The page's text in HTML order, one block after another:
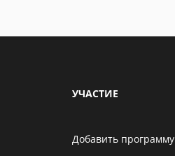
УЧАСТИЕ
Добавить программу